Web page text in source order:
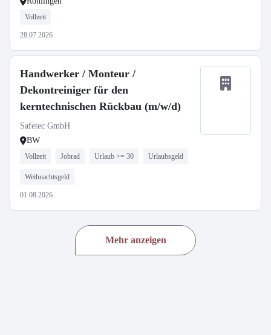
Vollzeit
28.07.2026
Handwerker / Monteur /
Dekontreiniger für den
kerntechnischen Rückbau (m/w/d)
Safetec GmbH
BW
Vollzeit Jobrad Urlaub >= 30 Urlaubsgeld
Weihnachtsgeld
01.08.2026
Mehr anzeigen